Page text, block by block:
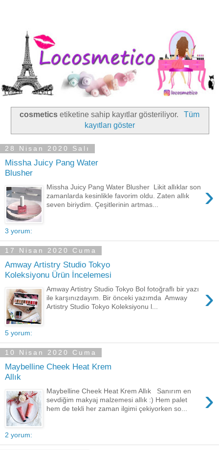
cosmetics etiketine sahip kayıtlar gösteriliyor.
Tüm
kayıtları göster
28 Nisan 2020 Salı
Missha Juicy Pang Water
Blusher
›
Missha Juicy Pang Water Blusher Likit allıklar son
zamanlarda kesinlikle favorim oldu. Zaten allık
seven biriydim. Çeşitlerinin artmas...
3 yorum:
17 Nisan 2020 Cuma
Amway Artistry Studio Tokyo
Koleksiyonu Ürün İncelemesi
›
Amway Artistry Studio Tokyo Bol fotoğraflı bir yazı
ile karşınızdayım. Bir önceki yazımda Amway
Artistry Studio Tokyo Koleksiyonu l...
5 yorum:
10 Nisan 2020 Cuma
Maybelline Cheek Heat Krem
Allık
›
Maybelline Cheek Heat Krem Allık Sanırım en
sevdiğim makyaj malzemesi allık :) Hem palet
hem de tekli her zaman ilgimi çekiyorken so...
2 yorum: